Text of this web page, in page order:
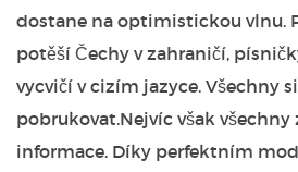
dostane na optimistickou vlnu.
potěší Čechy v zahraničí,
vycvičí v cizím jazyce. Všechny
pobrukovat.Nejvíc však
informace. Díky perfektním